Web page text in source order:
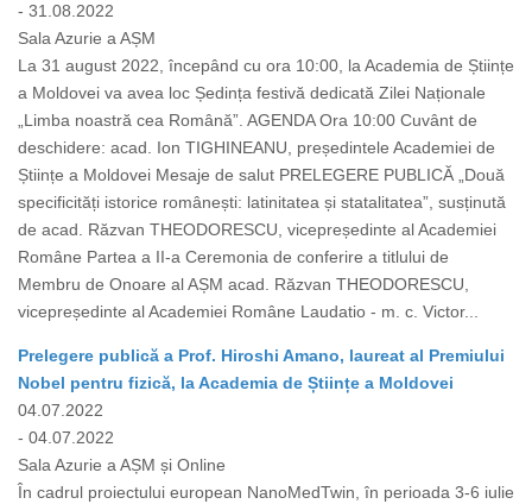
- 31.08.2022
Sala Azurie a AȘM
La 31 august 2022, începând cu ora 10:00, la Academia de Științe
a Moldovei va avea loc Ședința festivă dedicată Zilei Naționale
„Limba noastră cea Română”. AGENDA Ora 10:00 Cuvânt de
deschidere: acad. Ion TIGHINEANU, președintele Academiei de
Științe a Moldovei Mesaje de salut PRELEGERE PUBLICĂ „Două
specificități istorice românești: latinitatea și statalitatea”, susținută
de acad. Răzvan THEODORESCU, vicepreședinte al Academiei
Române Partea a II-a Ceremonia de conferire a titlului de
Membru de Onoare al AȘM acad. Răzvan THEODORESCU,
vicepreședinte al Academiei Române Laudatio - m. c. Victor...
Prelegere publică a Prof. Hiroshi Amano, laureat al Premiului
Nobel pentru fizică, la Academia de Științe a Moldovei
04.07.2022
- 04.07.2022
Sala Azurie a AȘM și Online
În cadrul proiectului european NanoMedTwin, în perioada 3-6 iulie